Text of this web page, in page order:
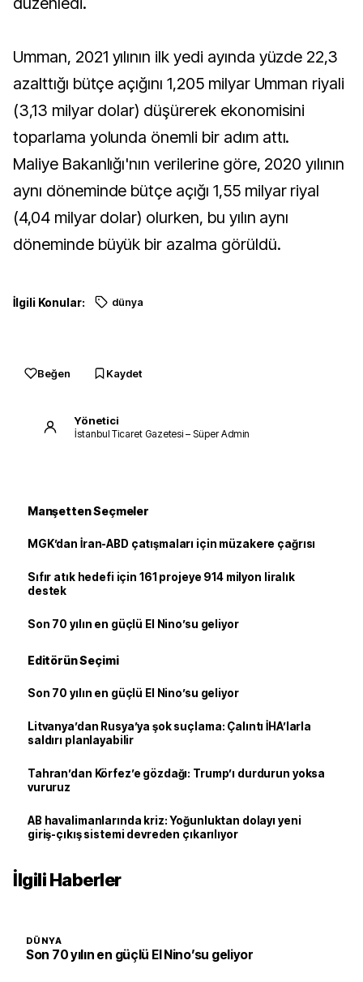
Umman, 2021 yılının ilk yedi ayında yüzde 22,3
azalttığı bütçe açığını 1,205 milyar Umman riyali
(3,13 milyar dolar) düşürerek ekonomisini
toparlama yolunda önemli bir adım attı.
Maliye Bakanlığı'nın verilerine göre, 2020 yılının
aynı döneminde bütçe açığı 1,55 milyar riyal
(4,04 milyar dolar) olurken, bu yılın aynı
döneminde büyük bir azalma görüldü.
İlgili Konular: dünya
Beğen Kaydet
Yönetici
İstanbul Ticaret Gazetesi – Süper Admin
Manşetten Seçmeler
MGK’dan İran-ABD çatışmaları için müzakere çağrısı
Sıfır atık hedefi için 161 projeye 914 milyon liralık
destek
Son 70 yılın en güçlü El Nino’su geliyor
Editörün Seçimi
Son 70 yılın en güçlü El Nino’su geliyor
Litvanya’dan Rusya’ya şok suçlama: Çalıntı İHA’larla
saldırı planlayabilir
Tahran’dan Körfez’e gözdağı: Trump’ı durdurun yoksa
vururuz
AB havalimanlarında kriz: Yoğunluktan dolayı yeni
giriş-çıkış sistemi devreden çıkarılıyor
İlgili Haberler
DÜNYA
Son 70 yılın en güçlü El Nino’su geliyor